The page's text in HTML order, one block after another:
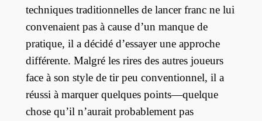
techniques traditionnelles de lancer franc ne lui
convenaient pas à cause d’un manque de
pratique, il a décidé d’essayer une approche
différente. Malgré les rires des autres joueurs
face à son style de tir peu conventionnel, il a
réussi à marquer quelques points—quelque
chose qu’il n’aurait probablement pas